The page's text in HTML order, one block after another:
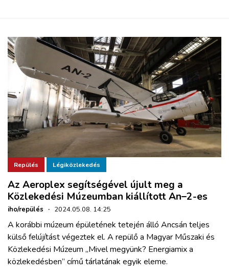
Repülés Légiközlekedés
Az Aeroplex segítségével újult meg a
Közlekedési Múzeumban kiállított An–2-es
iho/repülés · 2024.05.08. 14:25
A korábbi múzeum épületének tetején álló Ancsán teljes
külső felújítást végeztek el. A repülő a Magyar Műszaki és
Közlekedési Múzeum „Mivel megyünk? Energiamix a
közlekedésben” című tárlatának egyik eleme.